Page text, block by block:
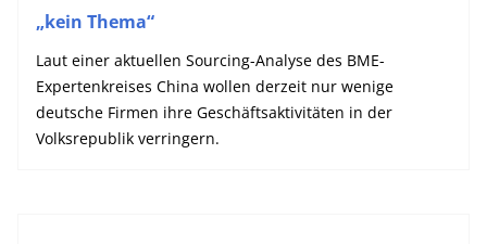
„kein Thema“
Laut einer aktuellen Sourcing-Analyse des BME-
Expertenkreises China wollen derzeit nur wenige
deutsche Firmen ihre Geschäftsaktivitäten in der
Volksrepublik verringern.